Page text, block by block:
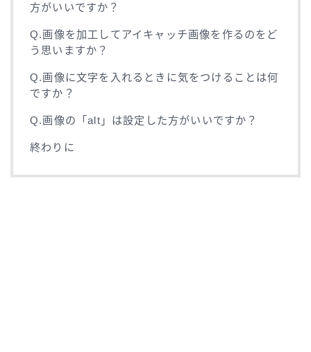
方がいいですか？
Q.画像を加工してアイキャッチ画像を作るのをど
う思いますか？
Q.画像に文字を入れるときに気をつけることは何
ですか？
Q.画像の「alt」は設定した方がいいですか？
終わりに